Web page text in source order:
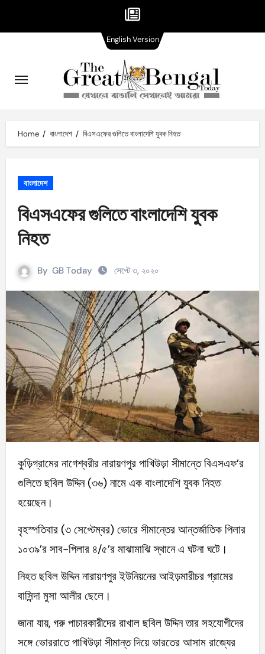
content
Home বাংলাদেশ বিএসএফের গুলিতে বাংলাদেশি যুবক নিহত
বাংলাদেশ
বিএসএফের গুলিতে বাংলাদেশি যুবক
নিহত
By GB Today সেপ্টে ৩, ২০২০
কুড়িগ্রামের নাগেশ্বরীর নারায়ণপুর পাখিউড়া সীমান্তে বিএসএফ’র
গুলিতে ছবিল উদ্দিন (৩৬) নামে এক বাংলাদেশি যুবক নিহত
হয়েছেন।
বৃহস্পতিবার (৩ সেপ্টেম্বর) ভোরে সীমান্তের আন্তর্জাতিক পিলার
১০৩৯’র সাব-পিলার ৪/৫’র মাঝামাঝি স্থানে এ ঘটনা ঘটে।
নিহত ছবিল উদ্দিন নারায়ণপুর ইউনিয়নের আইড়মারীচর গ্রামের
বাসিন্দা মুসা আলীর ছেলে।
জানা যায়, গরু পাচারকারীদের রাখাল ছবিল উদ্দিন তার সহযোগীদের
সঙ্গে ভোররাতে পাখিউড়া সীমান্ত দিয়ে ভারতের আসাম রাজ্যের
English VersionVersion